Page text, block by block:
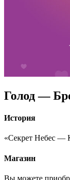
Голод —
История
«Секрет Небес —
Магазин
Вы можете